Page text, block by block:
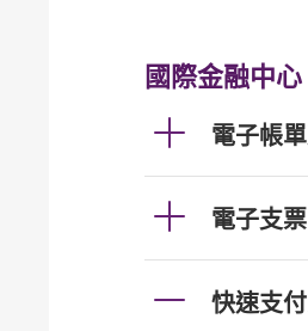
國際金融中心
電子帳
電子支票
快速支